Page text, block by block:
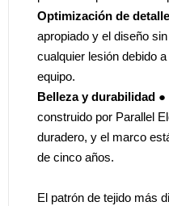
Optimización de
apropiado y el diseño
cualquier lesión debido
equipo.
Belleza y durabilidad ●
construido por Parallel
duradero, y el marco
de cinco años.
El patrón de tejido más